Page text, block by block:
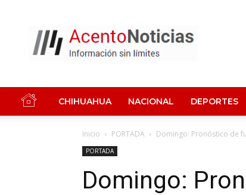
Noticias
CHIHUAHUA NACIONAL DEPORTES
Inicio PORTADA Domingo: Pronóstico de
PORTADA
Domingo: